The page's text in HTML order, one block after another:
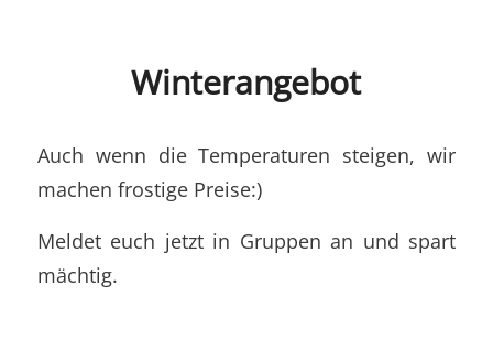
Winterangebot
Auch wenn die Temperaturen steigen, wir
machen frostige Preise:)
Meldet euch jetzt in Gruppen an und spart
mächtig.